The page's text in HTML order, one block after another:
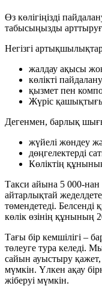
Өз көлігіңізді
табысыңызды
Негізгі
жалдау ақысы
көлікті
қызмет пен
Жүріс
Дегенмен, барлық
жүйелі жөндеу
дөңгелектерді
Көліктің
Такси айына 5 000-нан
айтарлықтай
төмендетеді. Белсенді
көлік өзінің құнының
Тағы бір кемшілігі –
төлеуге тура келеді.
сайын ауыстыру
мүмкін. Үлкен ақау
жіберуі мүмкін.